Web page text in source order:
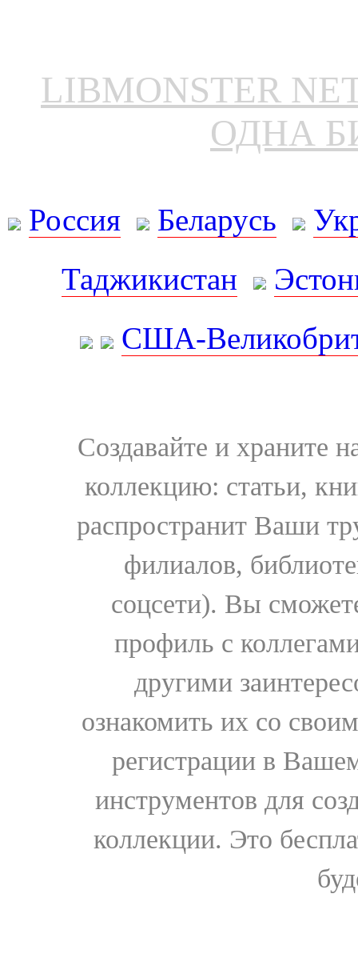
LIBMONSTER
ОДНА
Россия Беларусь
Таджикистан
США-
Создавайте и храните
коллекцию: статьи,
распространит Ваши
филиалов,
соцсети). Вы
профиль с
другими
ознакомить их со
регистрации в
инструментов для
коллекции. Это